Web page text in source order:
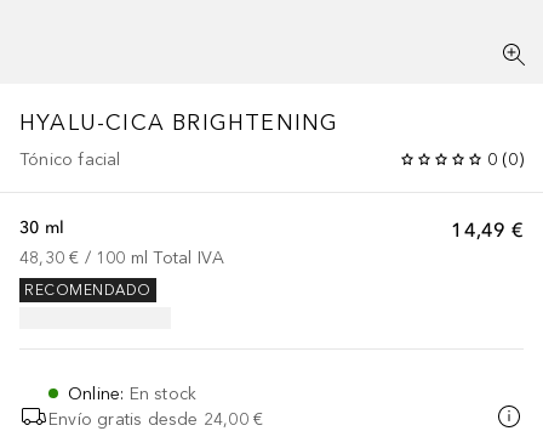
HYALU-CICA BRIGHTENING
Tónico facial 0 (0)
14,49 €
30 ml
48,30 € / 100 ml Total IVA
RECOMENDADO
Online: En stock
Envío gratis desde 24,00 €